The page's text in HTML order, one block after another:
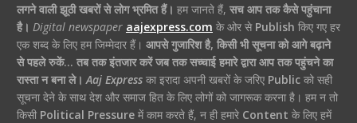
लगने वाली झूठी खबरों से लोग भ्रमित हैं। हम जानते हैं, सच आप तक कैसे पहुंचाना
है। Digital newspaper aajexpress.com के ओर से Publish किए गए हर
एक शब्द के लिए हम जिम्मेदार हैं। आपसे गुजारिश है, किसी भी सूचना को आगे बढ़ाने
से पहले रुकें… तब तक इंतजार करें जब तक सच्चाई हमारे द्वारा आप तक पहुंचने का
रास्ता न बना ले। Aaj Expressका इरादा अपनी खबरों के जरिए Publicको सही
सूचना देने के साथ देश और समाज हित के लिए लोगों को जागरूक करना है। हम न तो
किसी Political Pressureमें काम करते हैं, न ही हमारे Content के लिए हमें